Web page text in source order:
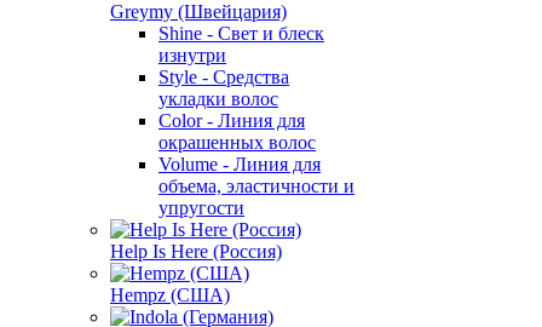
Greymy (Швейцария)
Shine - Свет и блеск
изнутри
Style - Средства
укладки волос
Color - Линия для
окрашенных волос
Volume - Линия для
объема, эластичности и
упругости
Help Is Here (Россия)
Hempz (США)